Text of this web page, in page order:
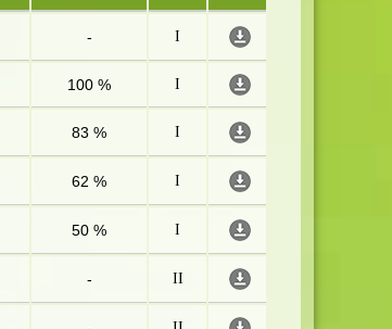
- I
100 % I
83 % I
62 % I
50 % I
- II